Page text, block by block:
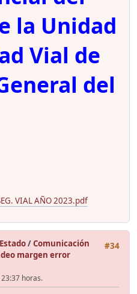
la Unidad
Vial de
del
VIAL AÑO 2023.pdf
#34
/Comunicación
margen error
horas.